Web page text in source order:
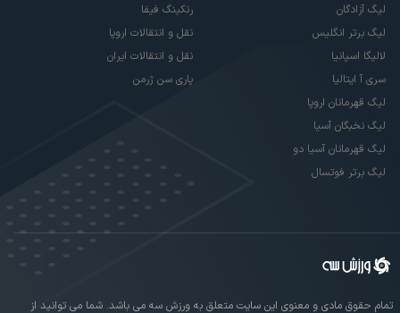
لیگ آزادگان
لیگ برتر انگلیس
لالیگا اسپانیا
سری آ ایتالیا
لیگ قهرمانان اروپا
لیگ نخبگان آسیا
لیگ قهرمانان آسیا دو
لیگ برتر فوتسال
رنکینگ فیفا
نقل و انتقالات اروپا
نقل و انتقالات ایران
پاری سن ژرمن
تمام حقوق مادی و معنوی این سایت متعلق به ورزش سه می باشد. شما می توانید از